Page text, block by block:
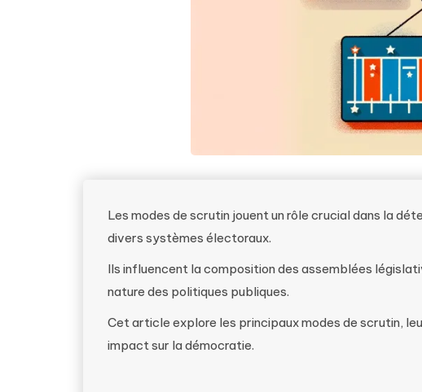
Les modes de scrutin jouent un rôle crucial dans la
divers systèmes électoraux.
Ils influencent la composition des assemblées
nature des politiques publiques.
Cet article explore les principaux modes de scrutin,
impact sur la démocratie.